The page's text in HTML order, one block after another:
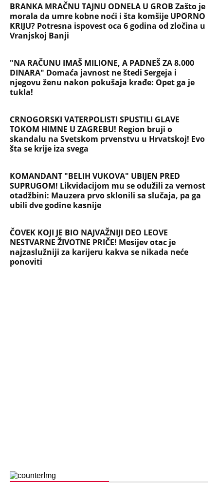
BRANKA MRAČNU TAJNU ODNELA U GROB Zašto je
morala da umre kobne noći i šta komšije UPORNO
KRIJU? Potresna ispovest oca 6 godina od zločina u
Vranjskoj Banji
"NA RAČUNU IMAŠ MILIONE, A PADNEŠ ZA 8.000
DINARA" Domaća javnost ne štedi Sergeja i
njegovu ženu nakon pokušaja krađe: Opet ga je
tukla!
CRNOGORSKI VATERPOLISTI SPUSTILI GLAVE
TOKOM HIMNE U ZAGREBU! Region bruji o
skandalu na Svetskom prvenstvu u Hrvatskoj! Evo
šta se krije iza svega
KOMANDANT "BELIH VUKOVA" UBIJEN PRED
SUPRUGOM! Likvidacijom mu se odužili za vernost
otadžbini: Mauzera prvo sklonili sa slučaja, pa ga
ubili dve godine kasnije
ČOVEK KOJI JE BIO NAJVAŽNIJI DEO LEOVE
NESTVARNE ŽIVOTNE PRIČE! Mesijev otac je
najzaslužniji za karijeru kakva se nikada neće
ponoviti